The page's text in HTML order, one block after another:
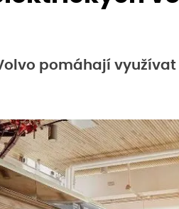
pomáhají